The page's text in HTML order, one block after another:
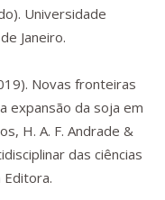
Universidade
Janeiro.
Novas fronteiras
expansão da soja em
H. A. F. Andrade &
das ciências
Editora.